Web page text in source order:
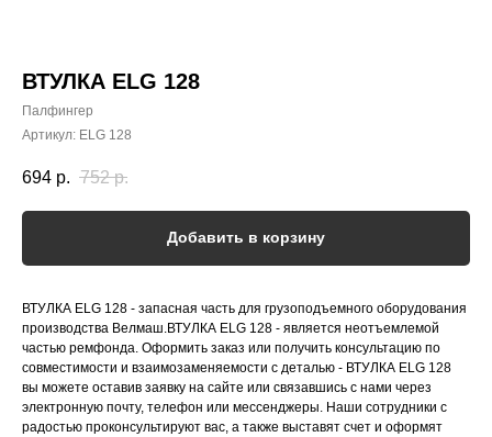
ВТУЛКА ELG 128
Палфингер
Артикул: ELG 128
694 р. 752 р.
Добавить в корзину
ВТУЛКА ELG 128 - запасная часть для грузоподъемного оборудования
производства Велмаш.ВТУЛКА ELG 128 - является неотъемлемой
частью ремфонда. Оформить заказ или получить консультацию по
совместимости и взаимозаменяемости с деталью - ВТУЛКА ELG 128
вы можете оставив заявку на сайте или связавшись с нами через
электронную почту, телефон или мессенджеры. Наши сотрудники с
радостью проконсультируют вас, а также выставят счет и оформят